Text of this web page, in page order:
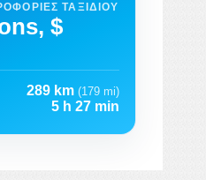
ΤΑΞΙΔΙΟΎ
$
289 km (179 mi)
5 h 27 min